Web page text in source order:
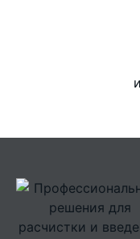
Расстояние до
устройства, c
Ширина
Общая ширина
(мм)